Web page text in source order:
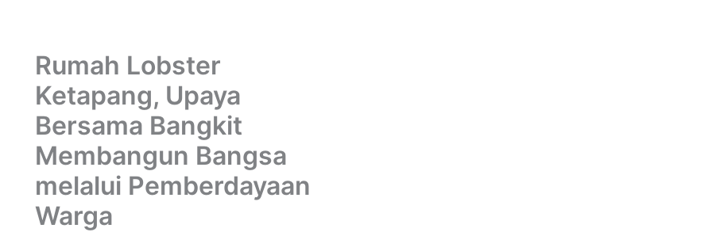
Rumah Lobster
Ketapang, Upaya
Bersama Bangkit
Membangun Bangsa
melalui Pemberdayaan
Warga